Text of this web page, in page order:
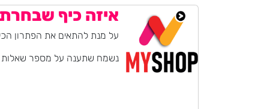
איזה כיף
על מנת להתאים את הפתרון הכי
נשמח שתענה על מספר שאלות